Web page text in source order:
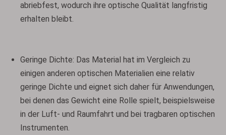
abriebfest, wodurch ihre optische Qualität langfristig
erhalten bleibt.
Geringe Dichte: Das Material hat im Vergleich zu
einigen anderen optischen Materialien eine relativ
geringe Dichte und eignet sich daher für Anwendungen,
bei denen das Gewicht eine Rolle spielt, beispielsweise
in der Luft- und Raumfahrt und bei tragbaren optischen
Instrumenten.